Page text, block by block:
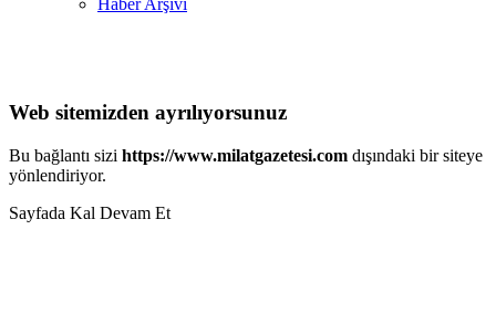
Web sitemizden ayrılıyorsunuz
Bu bağlantı sizi https://www.milatgazetesi.com dışındaki bir siteye
yönlendiriyor.
Sayfada Kal Devam Et